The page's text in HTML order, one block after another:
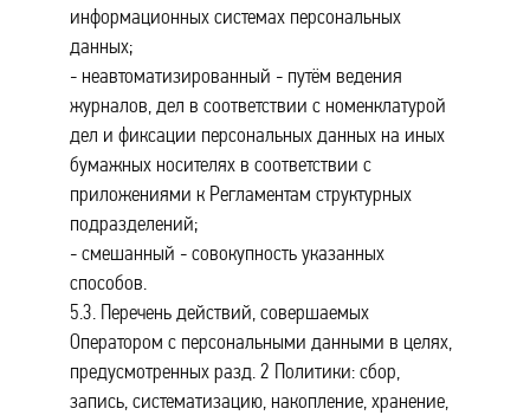
информационных системах персональных
данных;
- неавтоматизированный - путём ведения
журналов, дел в соответствии с номенклатурой
дел и фиксации персональных данных на иных
бумажных носителях в соответствии с
приложениями к Регламентам структурных
подразделений;
- смешанный - совокупность указанных
способов.
5.3. Перечень действий, совершаемых
Оператором с персональными данными в целях,
предусмотренных разд. 2 Политики: сбор,
запись, систематизацию, накопление, хранение,